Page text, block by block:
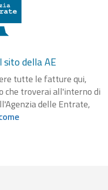
della AE
tutte le fatture qui,
che troverai all'interno di
delle Entrate,